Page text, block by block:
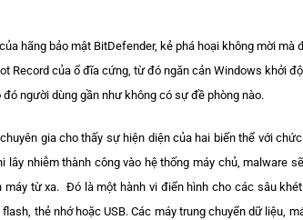
hãng bảo mật BitDefender, kẻ phá hoại không mời
Record của ổ đĩa cứng, từ đó ngăn cản Windows khởi
người dùng gần như không có sự đề phòng nào.
gia cho thấy sự hiện diện của hai biến thể với
lây nhiễm thành công vào hệ thống máy chủ, malware
máy từ xa. Đó là một hành vi điển hình cho các sâu
thẻ nhớ hoặc USB. Các máy trung chuyển dữ liệu,